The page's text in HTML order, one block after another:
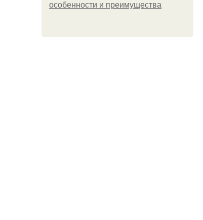
особенности и преимущества